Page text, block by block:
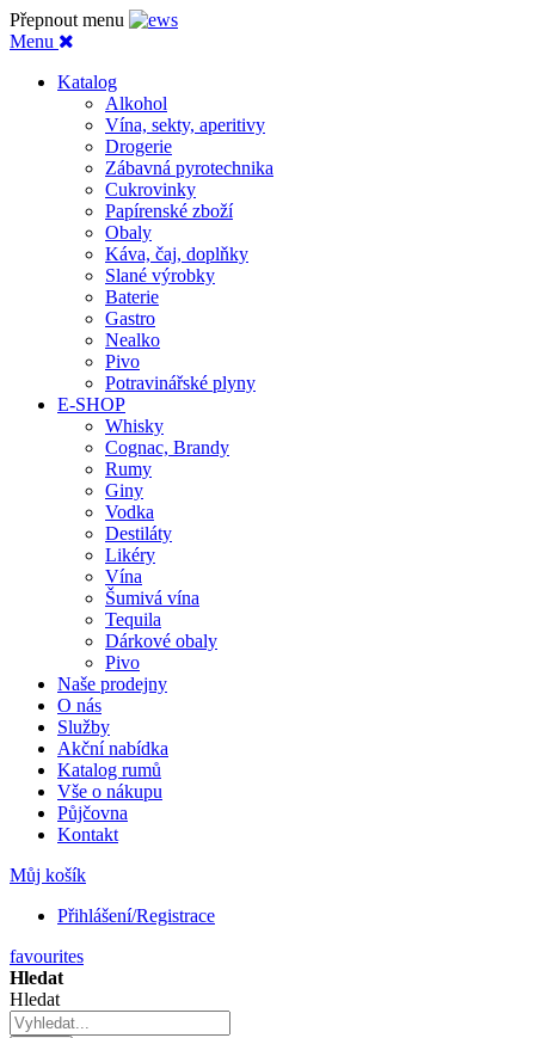
Přepnout menu
Menu
Katalog
Alkohol
Vína, sekty, aperitivy
Drogerie
Zábavná pyrotechnika
Cukrovinky
Papírenské zboží
Obaly
Káva, čaj, doplňky
Slané výrobky
Baterie
Gastro
Nealko
Pivo
Potravinářské plyny
E-SHOP
Whisky
Cognac, Brandy
Rumy
Giny
Vodka
Destiláty
Likéry
Vína
Šumivá vína
Tequila
Dárkové obaly
Pivo
Naše prodejny
O nás
Služby
Akční nabídka
Katalog rumů
Vše o nákupu
Půjčovna
Kontakt
Můj košík
Přihlášení/Registrace
favourites
Hledat
Hledat